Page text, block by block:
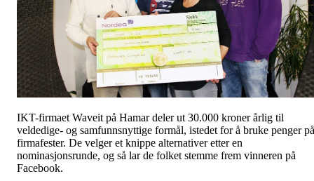
IKT-firmaet Waveit på Hamar deler ut 30.000 kroner årlig til
veldedige- og samfunnsnyttige formål, istedet for å bruke penger på
firmafester. De velger et knippe alternativer etter en
nominasjonsrunde, og så lar de folket stemme frem vinneren på
Facebook.